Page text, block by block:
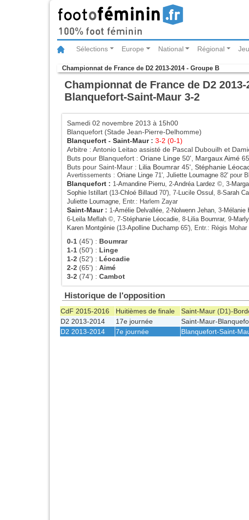
Sélections Europe National Régional
Championnat de France de D2 2013-2014 - Groupe B
Championnat de France de D2
Blanquefort-Saint-Maur 3-2
Samedi 02 novembre 2013 à 15h00
Blanquefort (Stade Jean-Pierre-Delhomme)
Blanquefort - Saint-Maur: 3-2 (0-1)
Arbitre : Antonio Leitao assisté de Pascal Dubouilh et
Buts pour Blanquefort : Oriane Linge 50', Margaux Aimé
Buts pour Saint-Maur : Lilia Boumrar 45', Stéphanie
Avertissements : Oriane Linge 71', Juliette Loumagne 82' pour
Blanquefort : 1-Amandine Pierru , 2-Andréa Lardez ©, 3-
Sophie Istillart (13-Chloé Billaud 70'), 7- Lucile Ossul , 8-Sarah
Juliette Loumagne , Entr.: Harlem Zayar
Saint-Maur: 1-Amélie Delvallée , 2-Nolwenn Jehan , 3-Mélanie
6- Leila Meflah ©, 7-Stéphanie Léocadie , 8- Lilia Boumrar, 9-
Karen Montgénie (13-Apolline Duchamp 65'), Entr.: Régis Mohar
0-1 (45') : Boumrar
1-1 (50') : Linge
1-2 (52') : Léocadie
2-2 (65') : Aimé
3-2 (74') : Cambot
Historique de l'opposition
CdF 2015-2016 Huitièmes de finale Saint-Maur (D1)-
D2 2013-2014
17e journée Saint-Maur-
D2 2013-2014
7e journée Blanquefort-Saint-